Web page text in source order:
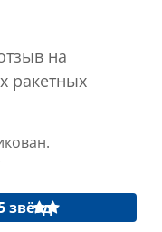
на
ракетных
звёзд